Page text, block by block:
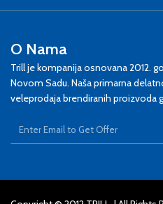
O Nama
Trill je kompanija osnovana 2012.
Novom Sadu. Naša primarna
veleprodaja brendiranih proizvoda